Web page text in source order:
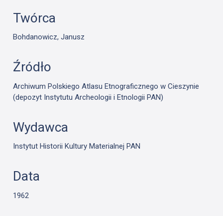
Twórca
Bohdanowicz, Janusz
Źródło
Archiwum Polskiego Atlasu Etnograficznego w Cieszynie
(depozyt Instytutu Archeologii i Etnologii PAN)
Wydawca
Instytut Historii Kultury Materialnej PAN
Data
1962